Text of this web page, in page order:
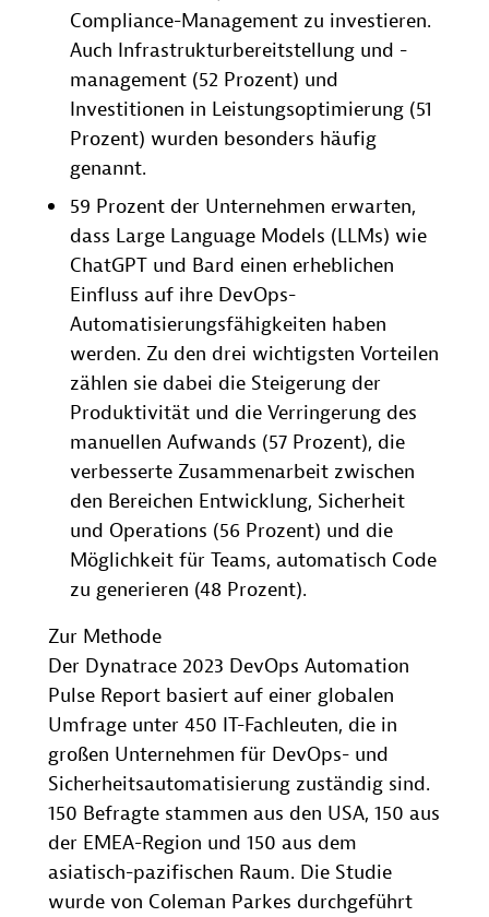
Compliance-Management zu investieren.
Auch Infrastrukturbereitstellung und -
management (52 Prozent) und
Investitionen in Leistungsoptimierung (51
Prozent) wurden besonders häufig
genannt.
59 Prozent der Unternehmen erwarten,
dass Large Language Models (LLMs) wie
ChatGPT und Bard einen erheblichen
Einfluss auf ihre DevOps-
Automatisierungsfähigkeiten haben
werden. Zu den drei wichtigsten Vorteilen
zählen sie dabei die Steigerung der
Produktivität und die Verringerung des
manuellen Aufwands (57 Prozent), die
verbesserte Zusammenarbeit zwischen
den Bereichen Entwicklung, Sicherheit
und Operations (56 Prozent) und die
Möglichkeit für Teams, automatisch Code
zu generieren (48 Prozent).
Zur Methode
Der Dynatrace 2023 DevOps Automation
Pulse Report basiert auf einer globalen
Umfrage unter 450 IT-Fachleuten, die in
großen Unternehmen für DevOps- und
Sicherheitsautomatisierung zuständig sind.
150 Befragte stammen aus den USA, 150 aus
der EMEA-Region und 150 aus dem
asiatisch-pazifischen Raum. Die Studie
wurde von Coleman Parkes durchgeführt